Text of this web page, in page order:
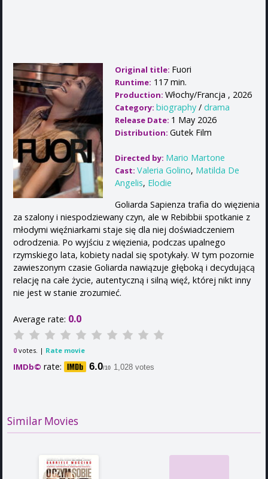
Original title: Fuori
Runtime: 117 min.
Production: Włochy/Francja , 2026
Category: biography / drama
Release Date: 1 May 2026
Distribution: Gutek Film
Directed by: Mario Martone
Cast: Valeria Golino, Matilda De
Angelis, Elodie
Goliarda Sapienza trafia do więzienia
za szalony i niespodziewany czyn, ale w Rebibbii spotkanie z
młodymi więźniarkami staje się dla niej doświadczeniem
odrodzenia. Po wyjściu z więzienia, podczas upalnego
rzymskiego lata, kobiety nadal się spotykały. W tym pozornie
zawieszonym czasie Goliarda nawiązuje głęboką i decydującą
relację na całe życie, autentyczną i silną więź, której nikt inny
nie jest w stanie zrozumieć.
Average rate: 0.0
0 votes. | Rate movie
IMDb© rate: 6.0/10 1,028 votes
Similar Movies